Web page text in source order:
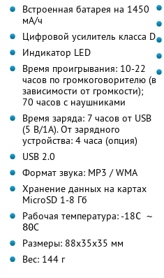
Встроенная батарея на 1450
мА/ч
Цифровой усилитель класса D
Индикатор LED
Время проигрывания: 10-22
часов по громкоговорителю (в
зависимости от громкости);
70 часов с наушниками
Время заряда: 7 часов от USB
(5 В/1A). От зарядного
устройства: 4 часа (опция)
USB 2.0
Формат звука: MP3 / WMA
Хранение данных на картах
MicroSD 1-8 Гб
Рабочая температура: -18С ~
80С
Размеры: 88x35x35 мм
Вес: 144 г